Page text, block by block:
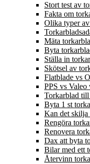
Stort test av
Fakta om
Olika typer
Mäta
Byta
Ställa in
Skötsel av
Flatblade vs
PPS vs Valeo
Torkarblad
Byta 1 st
Kan det skilja
Rengöra
Renovera
Dax att byta
Bilar med ett
Återvinn